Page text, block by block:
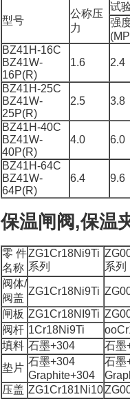
型号
公称压
力
试
强
BZ41H-16C
BZ41W-
16P(R)
1.6 2.4
BZ41H-25C
BZ41W-
25P(R)
2.5 3.8
BZ41H-40C
BZ41W-
40P(R)
4.0 6.0
BZ41H-64C
BZ41W-
64P(R)
6.4 9.6
保温闸阀,保温
零件
名称
ZG1Cr18Ni9Ti
系列
系列
阀体/
阀盖
ZG1Cr18Ni9Ti
闸板 ZG1Cr18NI9Ti
阀杆 1Cr18Ni9Ti
填料 石墨+304
石墨
垫片
石墨+304
Graphite+304
石墨
压盖 ZG1Cr181Ni10